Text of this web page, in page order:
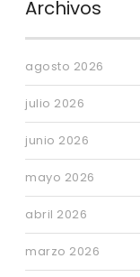
Archivos
agosto 2026
julio 2026
junio 2026
mayo 2026
abril 2026
marzo 2026